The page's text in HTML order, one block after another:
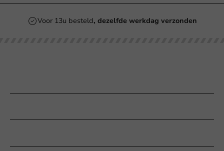
Voor 13u besteld, dezelfde werkdag verzonden